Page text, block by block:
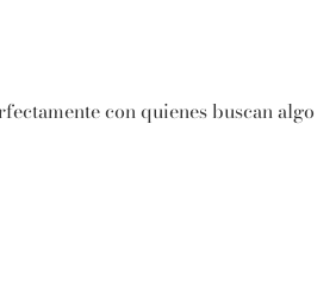
con quienes buscan algo